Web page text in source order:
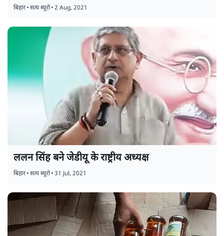
बिहार•सत्य ब्यूरो•2 Aug, 2021
ललन सिंह बने जेडीयू के राष्ट्रीय अध्यक्ष
बिहार•सत्य ब्यूरो•31 Jul, 2021